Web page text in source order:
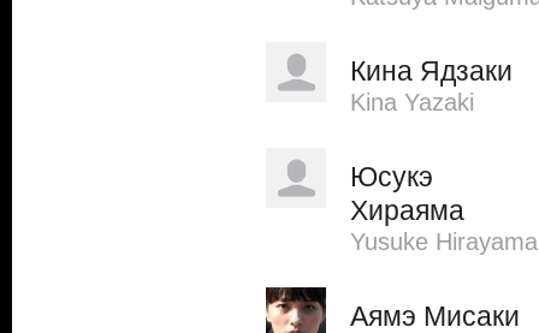
Кина Ядзаки
Kina Yazaki
Юсукэ
Хираяма
Yusuke Hirayama
Аямэ Мисаки